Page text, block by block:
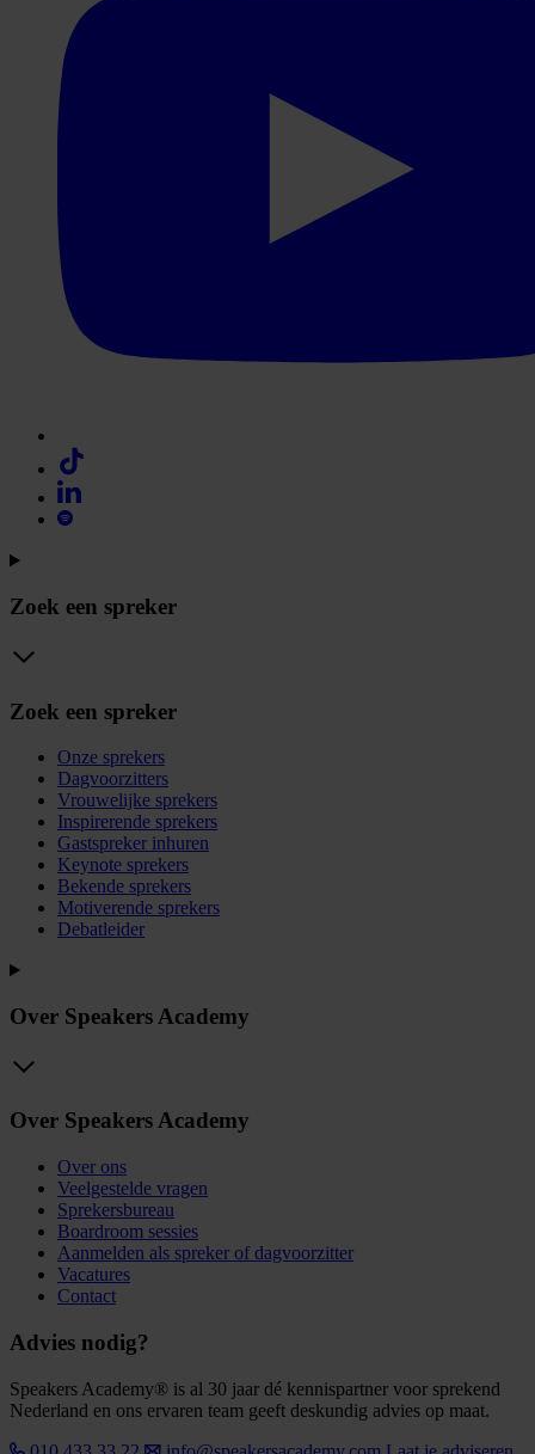
Zoek een spreker
Zoek een spreker
Onze sprekers
Dagvoorzitters
Vrouwelijke sprekers
Inspirerende sprekers
Gastspreker inhuren
Keynote sprekers
Bekende sprekers
Motiverende sprekers
Debatleider
Over Speakers Academy
Over Speakers Academy
Over ons
Veelgestelde vragen
Sprekersbureau
Boardroom sessies
Aanmelden als spreker of dagvoorzitter
Vacatures
Contact
Advies nodig?
Speakers Academy® is al 30 jaar dé kennispartner voor sprekend
Nederland en ons ervaren team geeft deskundig advies op maat.